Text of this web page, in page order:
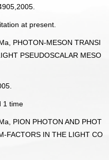
at present.
PHOTON-MESON TRANSI
PSEUDOSCALAR MESO
1 time
PION PHOTON AND PHOT
FACTORS IN THE LIGHT CO